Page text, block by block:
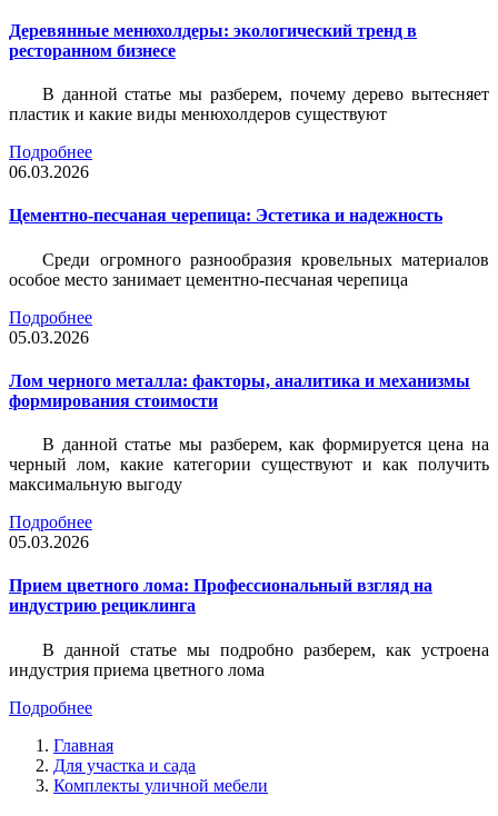
Деревянные менюхолдеры: экологический тренд в
ресторанном бизнесе
В данной статье мы разберем, почему дерево вытесняет
пластик и какие виды менюхолдеров существуют
Подробнее
06.03.2026
Цементно-песчаная черепица: Эстетика и надежность
Среди огромного разнообразия кровельных материалов
особое место занимает цементно-песчаная черепица
Подробнее
05.03.2026
Лом черного металла: факторы, аналитика и механизмы
формирования стоимости
В данной статье мы разберем, как формируется цена на
черный лом, какие категории существуют и как получить
максимальную выгоду
Подробнее
05.03.2026
Прием цветного лома: Профессиональный взгляд на
индустрию рециклинга
В данной статье мы подробно разберем, как устроена
индустрия приема цветного лома
Подробнее
Главная
Для участка и сада
Комплекты уличной мебели